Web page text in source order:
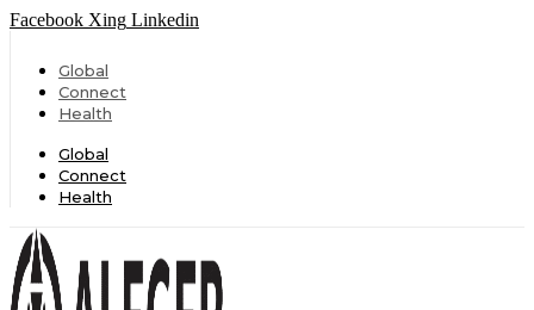
Facebook Xing Linkedin
Global
Connect
Health
Global
Connect
Health